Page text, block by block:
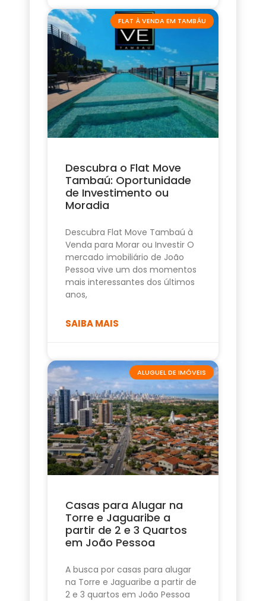
FLAT À VENDA EM TAMBÁU
Descubra o Flat Move
Tambaú: Oportunidade
de Investimento ou
Moradia
Descubra Flat Move Tambaú à
Venda para Morar ou Investir O
mercado imobiliário de João
Pessoa vive um dos momentos
mais interessantes dos últimos
anos,
SAIBA MAIS
ALUGUEL DE IMÓVEIS
Casas para Alugar na
Torre e Jaguaribe a
partir de 2 e 3 Quartos
em João Pessoa
A busca por casas para alugar
na Torre e Jaguaribe a partir de
2 e 3 quartos em João Pessoa